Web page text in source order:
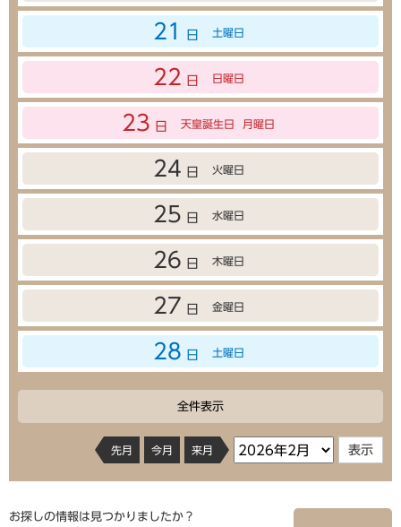
21 日 土曜日
22 日 日曜日
23 日 天皇誕生日 月曜日
24 日 火曜日
25 日 水曜日
26 日 木曜日
27 日 金曜日
28 日 土曜日
全件表示
先月 今月 来月
お探しの情報は見つかりましたか？